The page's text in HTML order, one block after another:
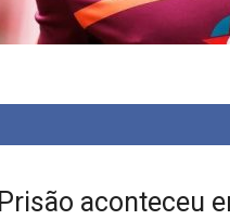
Prisão aconteceu